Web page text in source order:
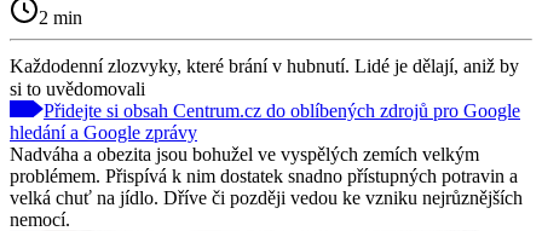
2 min
Každodenní zlozvyky, které brání v hubnutí. Lidé je dělají, aniž by
si to uvědomovali
Přidejte si obsah Centrum.cz do oblíbených zdrojů pro Google
hledání a Google zprávy
Nadváha a obezita jsou bohužel ve vyspělých zemích velkým
problémem. Přispívá k nim dostatek snadno přístupných potravin a
velká chuť na jídlo. Dříve či později vedou ke vzniku nejrůznějších
nemocí.